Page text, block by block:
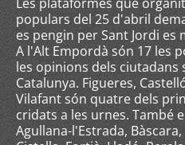
populars del 25 d'abril
es pengin per Sant Jordi
A l'Alt Empordà són 17 les
les opinions dels
Catalunya. Figueres,
Vilafant són quatre dels
cridats a les urnes. També
Agullana-l'Estrada,